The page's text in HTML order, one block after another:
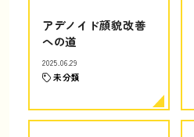
アデノイド顔貌改善
への道
2025.06.29
未分類